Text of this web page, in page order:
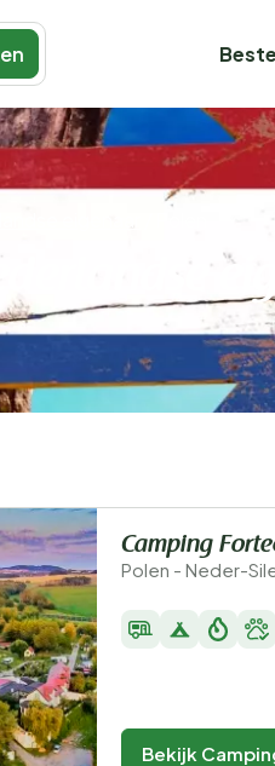
eigenaar
Camping
Polen - Neder-
Bekijk